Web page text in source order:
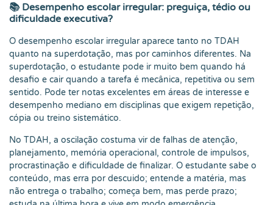
📚 Desempenho escolar irregular: preguiça, tédio ou
dificuldade executiva?
O desempenho escolar irregular aparece tanto no TDAH
quanto na superdotação, mas por caminhos diferentes. Na
superdotação, o estudante pode ir muito bem quando há
desafio e cair quando a tarefa é mecânica, repetitiva ou sem
sentido. Pode ter notas excelentes em áreas de interesse e
desempenho mediano em disciplinas que exigem repetição,
cópia ou treino sistemático.
No TDAH, a oscilação costuma vir de falhas de atenção,
planejamento, memória operacional, controle de impulsos,
procrastinação e dificuldade de finalizar. O estudante sabe o
conteúdo, mas erra por descuido; entende a matéria, mas
não entrega o trabalho; começa bem, mas perde prazo;